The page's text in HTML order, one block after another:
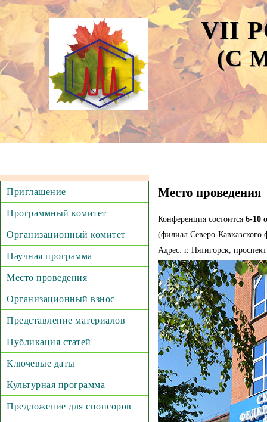
VII
(С
Приглашение
Программный комитет
Организационный комитет
Научная программа
Место проведения
Организационный взнос
Представление материалов
Публикация статей
Ключевые даты
Культурная программа
Предложение для спонсоров
Место проведения
Конференция состоится 6-10
(филиал Северо-Кавказского
Адрес: г. Пятигорск,